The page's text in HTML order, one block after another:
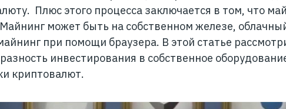
Плюс этого процесса заключается в том, что
может быть на собственном железе,
при помощи браузера. В этой статье
инвестирования в собственное
криптовалют.